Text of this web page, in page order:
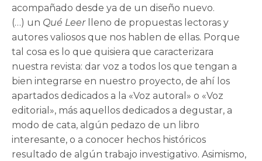
acompañado desde ya de un diseño nuevo.
(…) un Qué Leerlleno de propuestas lectoras y
autores valiosos que nos hablen de ellas. Porque
tal cosa es lo que quisiera que caracterizara
nuestra revista: dar voz a todos los que tengan a
bien integrarse en nuestro proyecto, de ahí los
apartados dedicados a la «Voz autoral» o «Voz
editorial», más aquellos dedicados a degustar, a
modo de cata, algún pedazo de un libro
interesante, o a conocer hechos históricos
resultado de algún trabajo investigativo. Asimismo,